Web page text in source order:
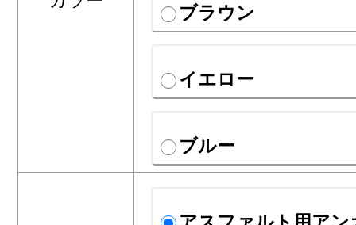
ブラウン
イエロー
ブルー